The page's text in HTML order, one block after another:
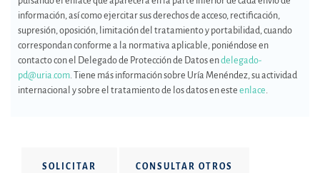
información, así como ejercitar sus derechos de acceso, rectificación,
supresión, oposición, limitación del tratamiento y portabilidad, cuando
correspondan conforme a la normativa aplicable, poniéndose en
contacto con el Delegado de Protección de Datos endelegado-
pd@uria.com. Tiene más información sobre Uría Menéndez, su actividad
internacional y sobre el tratamiento de los datos en este enlace.
SOLICITAR
CONSULTAR OTROS